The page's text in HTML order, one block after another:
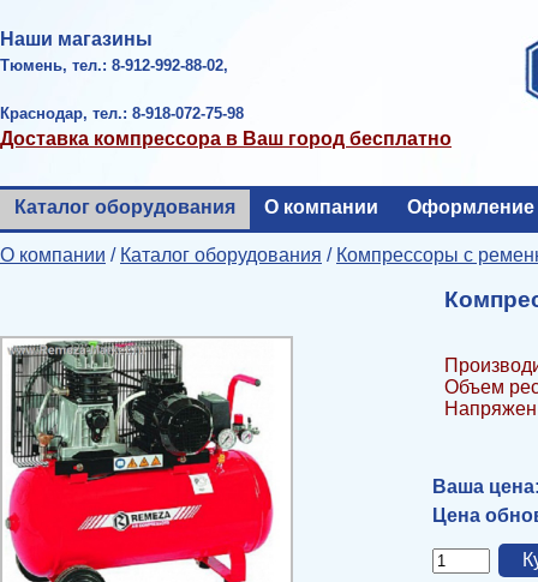
Наши магазины
Тюмень, тел.: 8-912-992-88-02,
Краснодар, тел.: 8-918-072-75-98
Доставка компрессора в Ваш город бесплатно
Каталог оборудования О компании Оформление
О компании / Каталог оборудования / Компрессоры с
Объем
Ваша
Цена